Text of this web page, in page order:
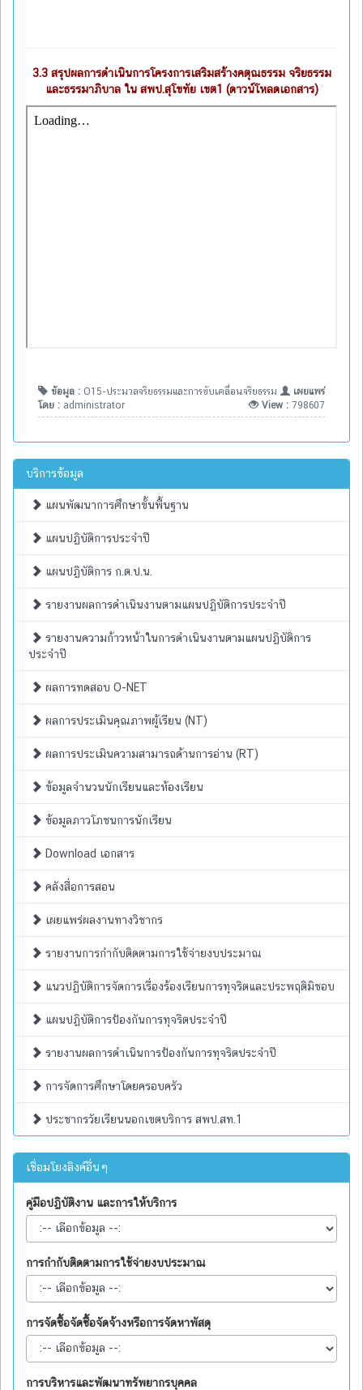
3.3 สรุปผลการดำเนินการโครงการเสริมสร้างคตุณธรรม จริยธรรม
และธรรมาภิบาล ใน สพป.สุโขทัย เขต1 (ดาวน์โหลดเอกสาร)
ข้อมูล : O15-ประมวลจริยธรรมและการขับเคลื่อนจริยธรรม
เผยแพร่
โดย : administrator View : 798607
บริการข้อมูล
แผนพัฒนาการศึกษาขั้นพื้นฐาน
แผนปฏิบัติการประจำปี
แผนปฏิบัติการ ก.ต.ป.น.
รายงานผลการดำเนินงานตามแผนปฏิบัติการประจำปี
รายงานความก้าวหน้าในการดำเนินงานตามแผนปฏิบัติการ
ประจำปี
ผลการทดสอบ O-NET
ผลการประเมินคุณภาพผู้เรียน (NT)
ผลการประเมินความสามารถด้านการอ่าน (RT)
ข้อมูลจำนวนนักเรียนและห้องเรียน
ข้อมูลภาวโภชนการนักเรียน
Download เอกสาร
คลังสื่อการสอน
เผยแพร่ผลงานทางวิชากร
รายงานการกำกับติดตามการใช้จ่ายงบประมาณ
แนวปฏิบัติการจัดการเรื่องร้องเรียนการทุจริตและประพฤติมิชอบ
แผนปฏิบัติการป้องกันการทุจริตประจำปี
รายงานผลการดำเนินการป้องกันการทุจริตประจำปี
การจัดการศึกษาโดยครอบครัว
ประชากรวัยเรียนนอกเขตบริการ สพป.สท.1
เชื่อมโยงลิงค์อื่นๆ
คู่มือปฏิบัติงาน และการให้บริการ
การกำกับติดตามการใช้จ่ายงบประมาณ
การจัดซื้อจัดซื้อจัดจ้างหรือการจัดหาพัสดุ
การบริหารและพัฒนาทรัพยากรบุคคล